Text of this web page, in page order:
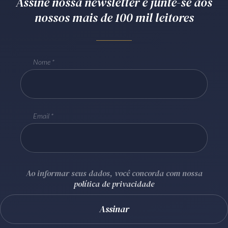
Batel Curitiba/PR CEP80240-000
nossos mais de 100 mil leitores
Nome
Email
Ao informar seus dados, você concorda com nossa
política de privacidade